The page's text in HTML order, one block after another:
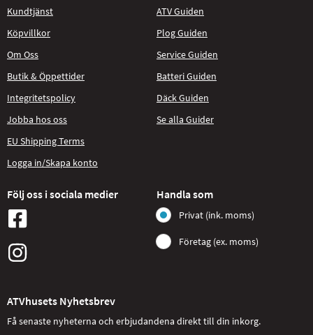
Kundtjänst
Köpvillkor
Om Oss
Butik & Öppettider
Integritetspolicy
Jobba hos oss
EU Shipping Terms
Logga in/Skapa konto
ATV Guiden
Plog Guiden
Service Guiden
Batteri Guiden
Däck Guiden
Se alla Guider
Följ oss i sociala medier Handla som
Privat (ink. moms)
Företag (ex. moms)
ATVhusets Nyhetsbrev
Få senaste nyheterna och erbjudandena direkt till din inkorg.